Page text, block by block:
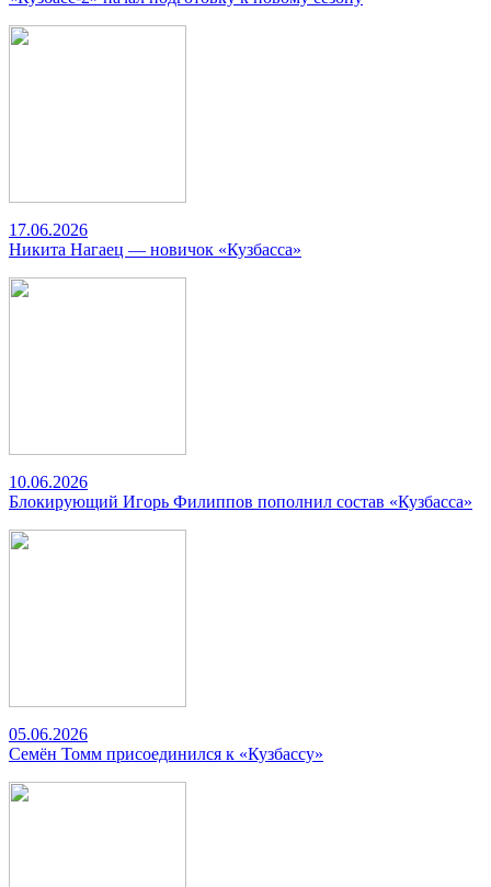
17.06.2026
Никита Нагаец — новичок «Кузбасса»
10.06.2026
Блокирующий Игорь Филиппов пополнил состав «Кузбасса»
05.06.2026
Семён Томм присоединился к «Кузбассу»